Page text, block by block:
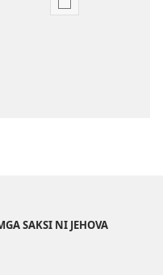
Opsiyon
SAKSI NI JEHOVA